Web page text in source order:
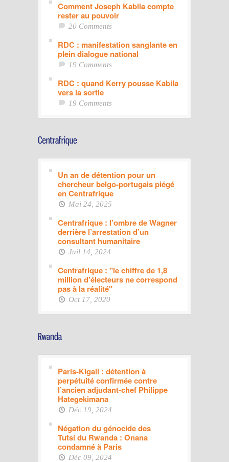
Comment Joseph Kabila compte
rester au pouvoir
20 Comments
RDC : manifestation sanglante en
plein dialogue national
19 Comments
RDC : quand Kerry pousse Kabila
vers la sortie
19 Comments
Un an de détention pour un
chercheur belgo-portugais piégé
en Centrafrique
Mai 24, 2025
Centrafrique : l’ombre de Wagner
derrière l’arrestation d’un
consultant humanitaire
Juil 14, 2024
Centrafrique : "le chiffre de 1,8
million d’électeurs ne correspond
pas à la réalité"
Oct 17, 2020
Paris-Kigali : détention à
perpétuité confirmée contre
l’ancien adjudant-chef Philippe
Hategekimana
Déc 19, 2024
Négation du génocide des
Tutsi du Rwanda : Onana
condamné à Paris
Déc 09, 2024